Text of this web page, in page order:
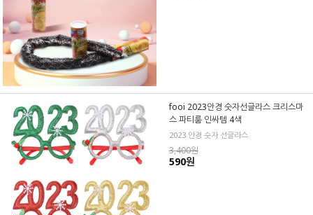
fooi 2023안경 숫자선글라스 크리스마
스 파티룸 인싸템 4색
2023 안경 숫자 선글라스
3,400원
590원